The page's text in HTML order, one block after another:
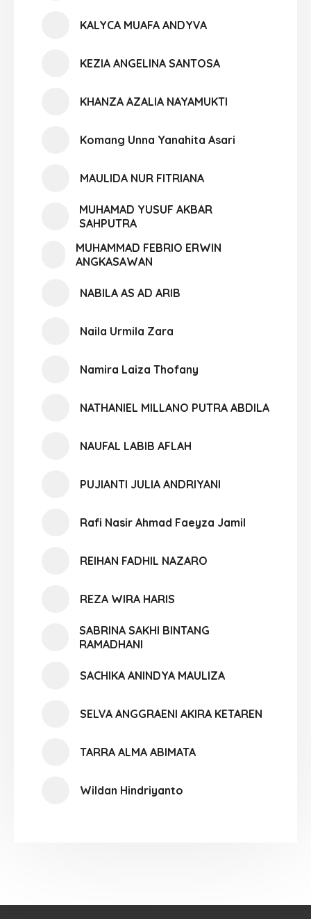
KALYCA MUAFA ANDYVA
KEZIA ANGELINA SANTOSA
KHANZA AZALIA NAYAMUKTI
Komang Unna Yanahita Asari
MAULIDA NUR FITRIANA
MUHAMAD YUSUF AKBAR
SAHPUTRA
MUHAMMAD FEBRIO ERWIN
ANGKASAWAN
NABILA AS AD ARIB
Naila Urmila Zara
Namira Laiza Thofany
NATHANIEL MILLANO PUTRA ABDILA
NAUFAL LABIB AFLAH
PUJIANTI JULIA ANDRIYANI
Rafi Nasir Ahmad Faeyza Jamil
REIHAN FADHIL NAZARO
REZA WIRA HARIS
SABRINA SAKHI BINTANG
RAMADHANI
SACHIKA ANINDYA MAULIZA
SELVA ANGGRAENI AKIRA KETAREN
TARRA ALMA ABIMATA
Wildan Hindriyanto